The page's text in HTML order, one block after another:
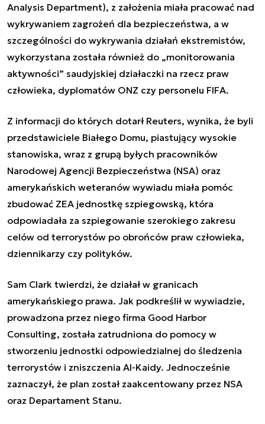
Analysis Department), z założenia miała pracować nad
wykrywaniem zagrożeń dla bezpieczeństwa, a w
szczególności do wykrywania działań ekstremistów,
wykorzystana została również do „monitorowania
aktywności” saudyjskiej działaczki na rzecz praw
człowieka, dyplomatów ONZ czy personelu FIFA.
Z informacji do których dotarł Reuters, wynika, że byli
przedstawiciele Białego Domu, piastujący wysokie
stanowiska, wraz z grupą byłych pracowników
Narodowej Agencji Bezpieczeństwa (NSA) oraz
amerykańskich weteranów wywiadu miała pomóc
zbudować ZEA jednostkę szpiegowską, która
odpowiadała za szpiegowanie szerokiego zakresu
celów od terrorystów po obrońców praw człowieka,
dziennikarzy czy polityków.
Sam Clark twierdzi, że działał w granicach
amerykańskiego prawa. Jak podkreślił w wywiadzie,
prowadzona przez niego firma Good Harbor
Consulting, została zatrudniona do pomocy w
stworzeniu jednostki odpowiedzialnej do śledzenia
terrorystów i zniszczenia Al-Kaidy. Jednocześnie
zaznaczył, że plan został zaakcentowany przez NSA
oraz Departament Stanu.